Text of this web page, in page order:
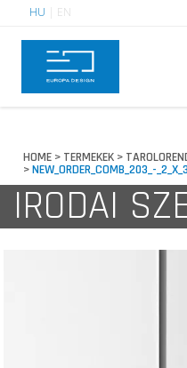
HU EN
HOME > TERMEKEK >
>NEW_ORDER_COMB_203_-
IRODAI